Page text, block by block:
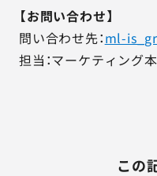
【お問い合わせ】
問い合わせ先：ml-
担当：マーケティング
この